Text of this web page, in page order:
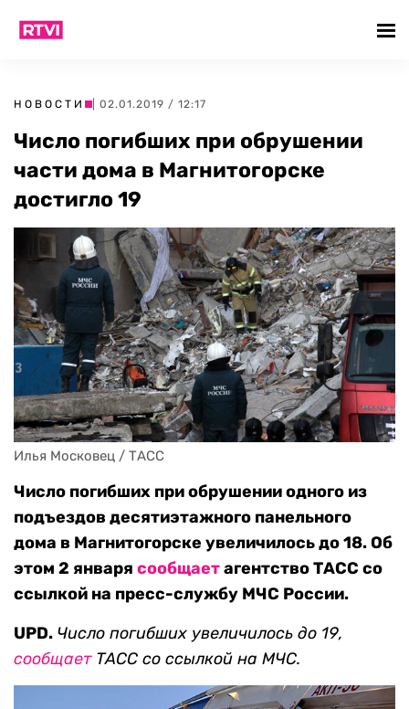
НОВОСТИ | 02.01.2019 / 12:17
Число погибших при обрушении
части дома в Магнитогорске
достигло 19
Илья Московец / ТАСС
Число погибших при обрушении одного из
подъездов десятиэтажного панельного
дома в Магнитогорске увеличилось до 18. Об
этом 2 января сообщаетагентство ТАСС со
ссылкой на пресс-службу МЧС России.
UPD. Число погибших увеличилось до 19,
сообщаетТАСС со ссылкой на МЧС.